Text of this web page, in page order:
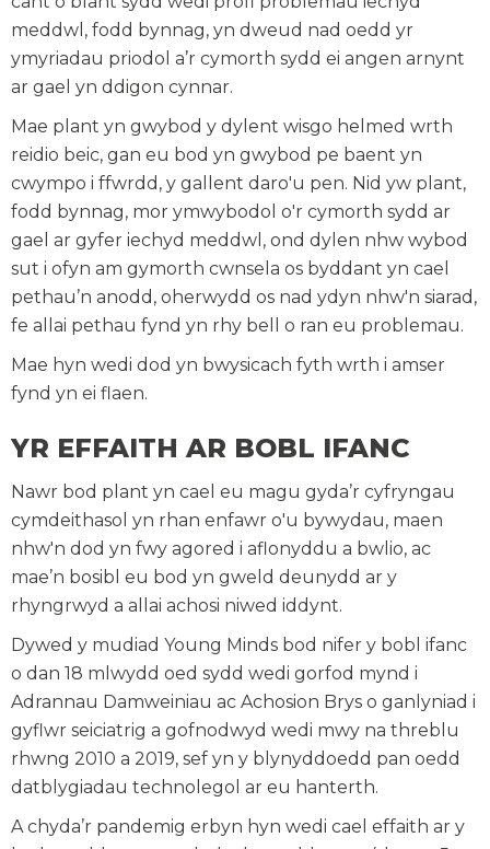
meddwl, fodd bynnag, yn dweud nad oedd yr
ymyriadau priodol a’r cymorth sydd ei angen arnynt
ar gael yn ddigon cynnar.
Mae plant yn gwybod y dylent wisgo helmed wrth
reidio beic, gan eu bod yn gwybod pe baent yn
cwympo i ffwrdd, y gallent daro'u pen. Nid yw plant,
fodd bynnag, mor ymwybodol o'r cymorth sydd ar
gael ar gyfer iechyd meddwl, ond dylen nhw wybod
sut i ofyn am gymorth cwnsela os byddant yn cael
pethau’n anodd, oherwydd os nad ydyn nhw'n siarad,
fe allai pethau fynd yn rhy bell o ran eu problemau.
Mae hyn wedi dod yn bwysicach fyth wrth i amser
fynd yn ei flaen.
YR EFFAITH AR BOBL IFANC
Nawr bod plant yn cael eu magu gyda’r cyfryngau
cymdeithasol yn rhan enfawr o'u bywydau, maen
nhw'n dod yn fwy agored i aflonyddu a bwlio, ac
mae’n bosibl eu bod yn gweld deunydd ar y
rhyngrwyd a allai achosi niwed iddynt.
Dywed y mudiad Young Minds bod nifer y bobl ifanc
o dan 18 mlwydd oed sydd wedi gorfod mynd i
Adrannau Damweiniau ac Achosion Brys o ganlyniad i
gyflwr seiciatrig a gofnodwyd wedi mwy na threblu
rhwng 2010 a 2019, sef yn y blynyddoedd pan oedd
datblygiadau technolegol ar eu hanterth.
A chyda’r pandemig erbyn hyn wedi cael effaith ar y